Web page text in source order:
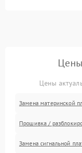
Цены
Замена материнской
Прошивка /
Замена сигнальной